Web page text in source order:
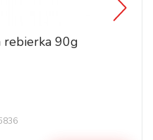
rebierka 90g